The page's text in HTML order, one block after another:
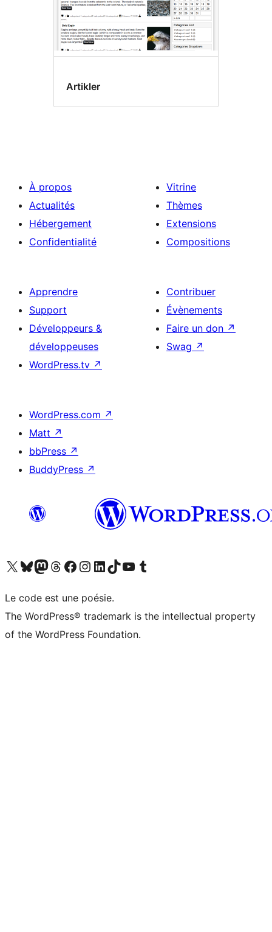
Artikler
À propos
Actualités
Hébergement
Confidentialité
Vitrine
Thèmes
Extensions
Compositions
Apprendre
Support
Développeurs &
développeuses
WordPress.tv ↗
Contribuer
Évènements
Faire un don ↗
Swag ↗
WordPress.com ↗
Matt ↗
bbPress ↗
BuddyPress ↗
Visitez notre compte X (précédemment Twitter)
Visiter notre compte Bluesky
Visiter notre compte Mastodon
Visiter notre compte Threads
Consulter notre compte Facebook
Consulter notre compte Instagram
Consulter notre compte LinkedIn
Visiter notre compte TokTok
Visiter notre chaîne YouTube
Visiter notre compte Tumblr
Le code est une poésie.
The WordPress® trademark is the intellectual property
of the WordPress Foundation.